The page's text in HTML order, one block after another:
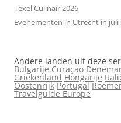
Texel Culinair 2026
Evenementen in Utrecht in juli
Andere landen uit deze
Bulgarije Curaçao
Griekenland Hongarije
Oostenrijk Portugal
Travelguide Europe